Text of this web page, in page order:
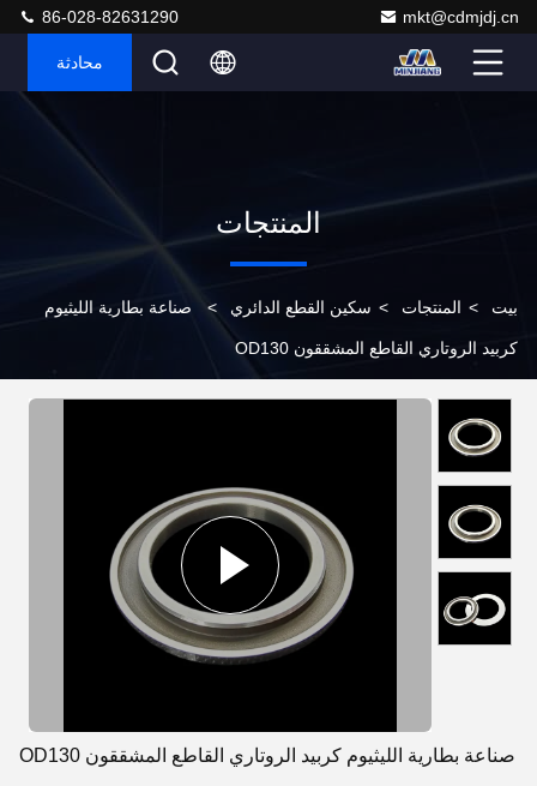
mkt@cdmjdj.cn
86-028-82631290
محادثة
المنتجات
بيت > المنتجات > سكين القطع الدائري > صناعة بطارية الليثيوم
كربيد الروتاري القاطع المشققون OD130
صناعة بطارية الليثيوم كربيد الروتاري القاطع المشققون OD130